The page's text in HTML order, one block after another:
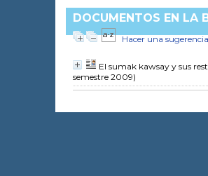
DOCUMENTOS EN LA
Hacer una sugerencia
El sumak kawsay y sus
semestre 2009)